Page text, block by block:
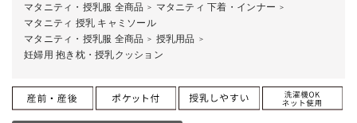
マタニティ・授乳服 全商品 ＞ マタニティ 下着・インナー ＞
マタニティ 授乳 キャミソール
マタニティ・授乳服 全商品 ＞ 授乳用品 ＞
妊婦用 抱き枕・授乳クッション